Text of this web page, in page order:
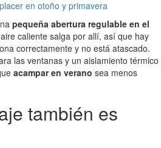
en otoño y primavera
pequeña abertura regulable en el
caliente salga por allí, así que hay
correctamente y no está atascado.
las ventanas y un aislamiento térmico
acampar en verano sea menos
también es